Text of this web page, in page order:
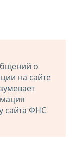
о
на сайте
сайта ФНС